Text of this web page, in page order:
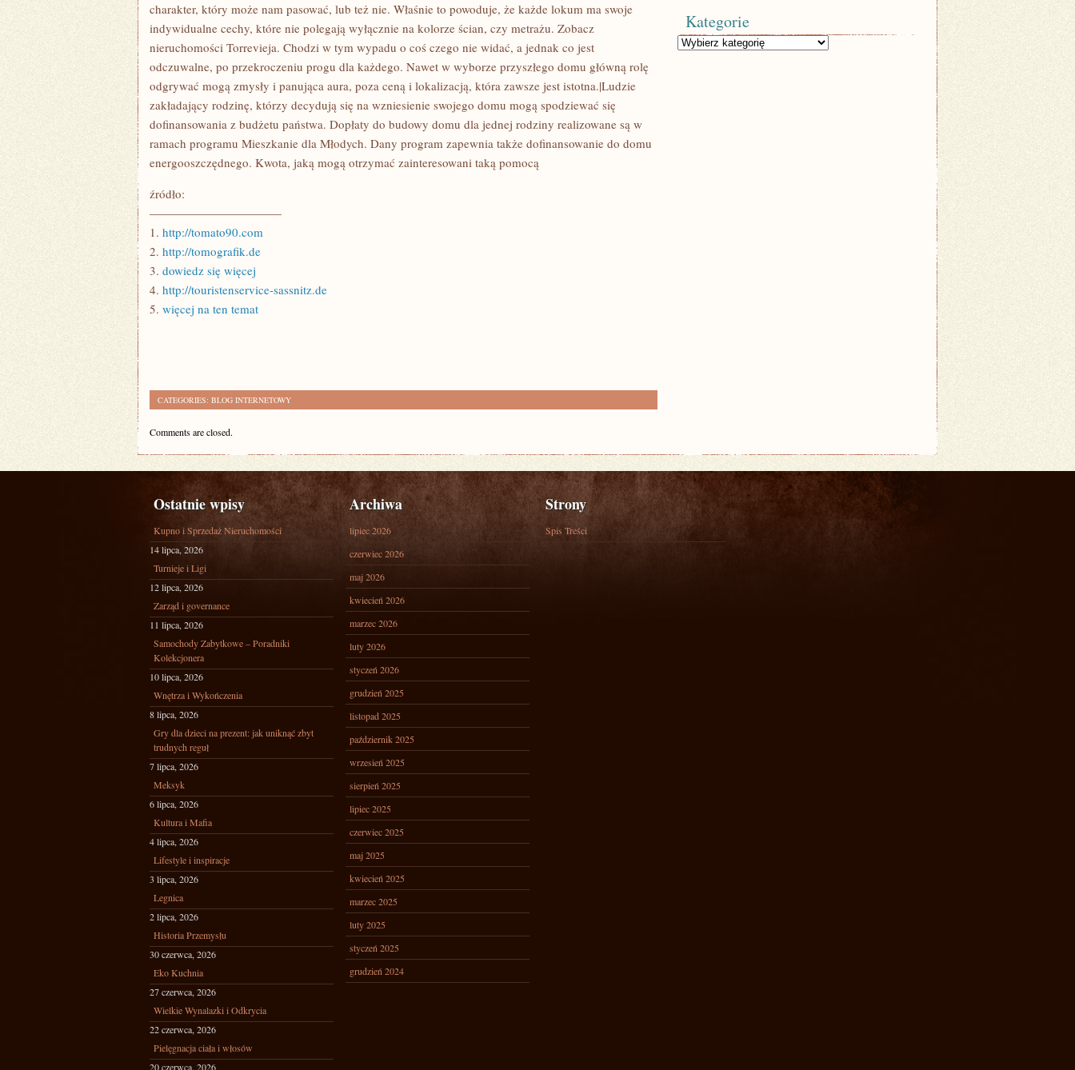
charakter, który może nam pasować, lub też nie. Właśnie to powoduje, że każde lokum ma swoje
indywidualne cechy, które nie polegają wyłącznie na kolorze ścian, czy metrażu. Zobacz
nieruchomości Torrevieja. Chodzi w tym wypadu o coś czego nie widać, a jednak co jest
odczuwalne, po przekroczeniu progu dla każdego. Nawet w wyborze przyszłego domu główną rolę
odgrywać mogą zmysły i panująca aura, poza ceną i lokalizacją, która zawsze jest istotna.|Ludzie
zakładający rodzinę, którzy decydują się na wzniesienie swojego domu mogą spodziewać się
dofinansowania z budżetu państwa. Dopłaty do budowy domu dla jednej rodziny realizowane są w
ramach programu Mieszkanie dla Młodych. Dany program zapewnia także dofinansowanie do domu
energooszczędnego. Kwota, jaką mogą otrzymać zainteresowani taką pomocą
źródło:
———————————
1. http://tomato90.com
2. http://tomografik.de
3. dowiedz się więcej
4. http://touristenservice-sassnitz.de
5. więcej na ten temat
CATEGORIES: BLOG INTERNETOWY
Comments are closed.
Kategorie
Kategorie
Ostatnie wpisy
Kupno i Sprzedaż Nieruchomości
14 lipca, 2026
Turnieje i Ligi
12 lipca, 2026
Zarząd i governance
11 lipca, 2026
Samochody Zabytkowe – Poradniki
Kolekcjonera
10 lipca, 2026
Wnętrza i Wykończenia
8 lipca, 2026
Gry dla dzieci na prezent: jak uniknąć zbyt
trudnych reguł
7 lipca, 2026
Meksyk
6 lipca, 2026
Kultura i Mafia
4 lipca, 2026
Lifestyle i inspiracje
3 lipca, 2026
Legnica
2 lipca, 2026
Historia Przemysłu
30 czerwca, 2026
Eko Kuchnia
27 czerwca, 2026
Wielkie Wynalazki i Odkrycia
22 czerwca, 2026
Pielęgnacja ciała i włosów
20 czerwca, 2026
Archiwa
lipiec 2026
czerwiec 2026
maj 2026
kwiecień 2026
marzec 2026
luty 2026
styczeń 2026
grudzień 2025
listopad 2025
październik 2025
wrzesień 2025
sierpień 2025
lipiec 2025
czerwiec 2025
maj 2025
kwiecień 2025
marzec 2025
luty 2025
styczeń 2025
grudzień 2024
Strony
Spis Treści